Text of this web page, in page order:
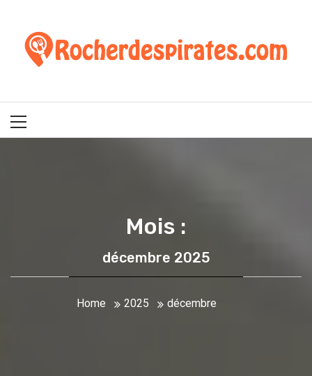
content
: Blog sur la cuisine
et la gastronomie
Menu
Mois :
décembre 2025
Home 2025 décembre